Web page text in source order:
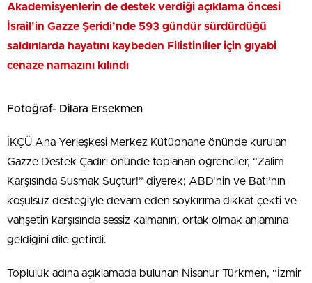
Akademisyenlerin de destek verdiği açıklama öncesi
İsrail’in Gazze Şeridi’nde 593 gündür sürdürdüğü
saldırılarda hayatını kaybeden Filistinliler için gıyabi
cenaze namazını kılındı
Fotoğraf- Dilara Ersekmen
İKÇÜ Ana Yerleşkesi Merkez Kütüphane önünde kurulan
Gazze Destek Çadırı önünde toplanan öğrenciler, “Zalim
Karşısında Susmak Suçtur!” diyerek; ABD’nin ve Batı’nın
koşulsuz desteğiyle devam eden soykırıma dikkat çekti ve
vahşetin karşısında sessiz kalmanın, ortak olmak anlamına
geldiğini dile getirdi.
Topluluk adına açıklamada bulunan Nisanur Türkmen, “İzmir